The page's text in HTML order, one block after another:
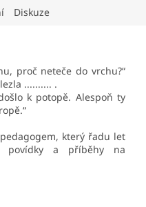
Diskuze
proč neteče do vrchu?“
.......... .
k potopě. Alespoň ty
který řadu let
povídky a příběhy na